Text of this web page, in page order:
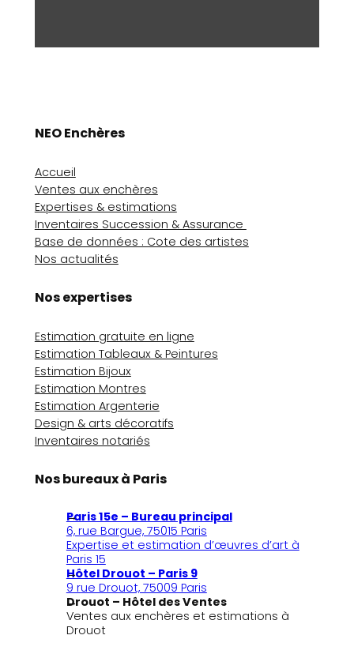
NEO Enchères
Accueil
Ventes aux enchères
Expertises & estimations
Inventaires Succession & Assurance
Base de données : Cote des artistes
Nos actualités
Nos expertises
Estimation gratuite en ligne
Estimation Tableaux & Peintures
Estimation Bijoux
Estimation Montres
Estimation Argenterie
Design & arts décoratifs
Inventaires notariés
Nos bureaux à Paris
Paris 15e – Bureau principal
6, rue Bargue, 75015 Paris
Expertise et estimation d’œuvres d’art à
Paris 15
Hôtel Drouot – Paris 9
9 rue Drouot, 75009 Paris
Drouot – Hôtel des Ventes
Ventes aux enchères et estimations à
Drouot